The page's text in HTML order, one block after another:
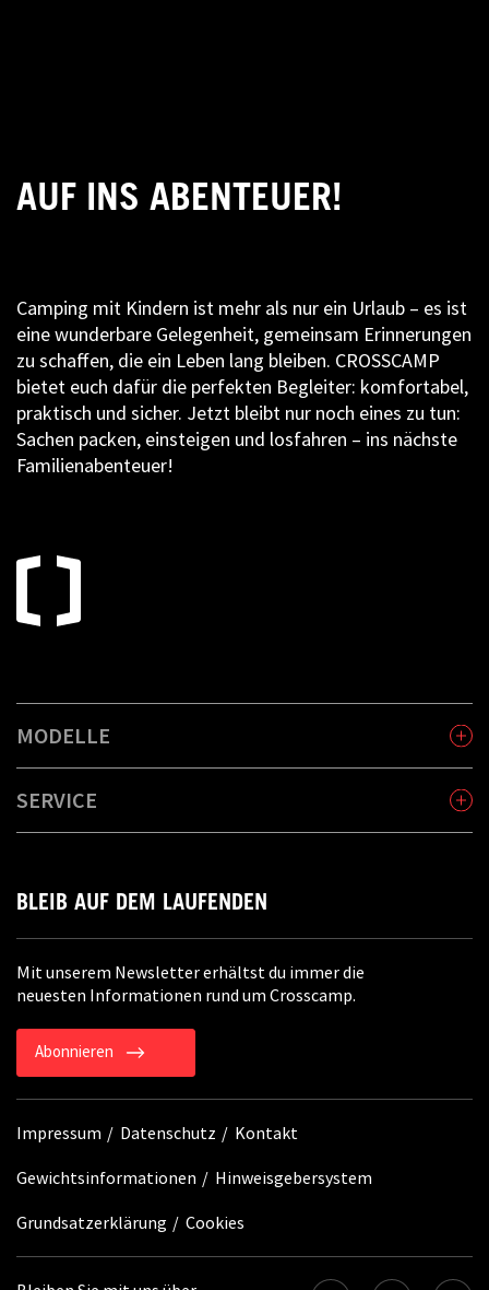
AUF INS ABENTEUER!
Camping mit Kindern ist mehr als nur ein Urlaub – es ist
eine wunderbare Gelegenheit, gemeinsam Erinnerungen
zu schaffen, die ein Leben lang bleiben. CROSSCAMP
bietet euch dafür die perfekten Begleiter: komfortabel,
praktisch und sicher. Jetzt bleibt nur noch eines zu tun:
Sachen packen, einsteigen und losfahren – ins nächste
Familienabenteuer!
MODELLE
SERVICE
BLEIB AUF DEM LAUFENDEN
Mit unserem Newsletter erhältst du immer die
neuesten Informationen rund um Crosscamp.
Abonnieren
Impressum Datenschutz Kontakt
Gewichtsinformationen Hinweisgebersystem
Grundsatzerklärung Cookies